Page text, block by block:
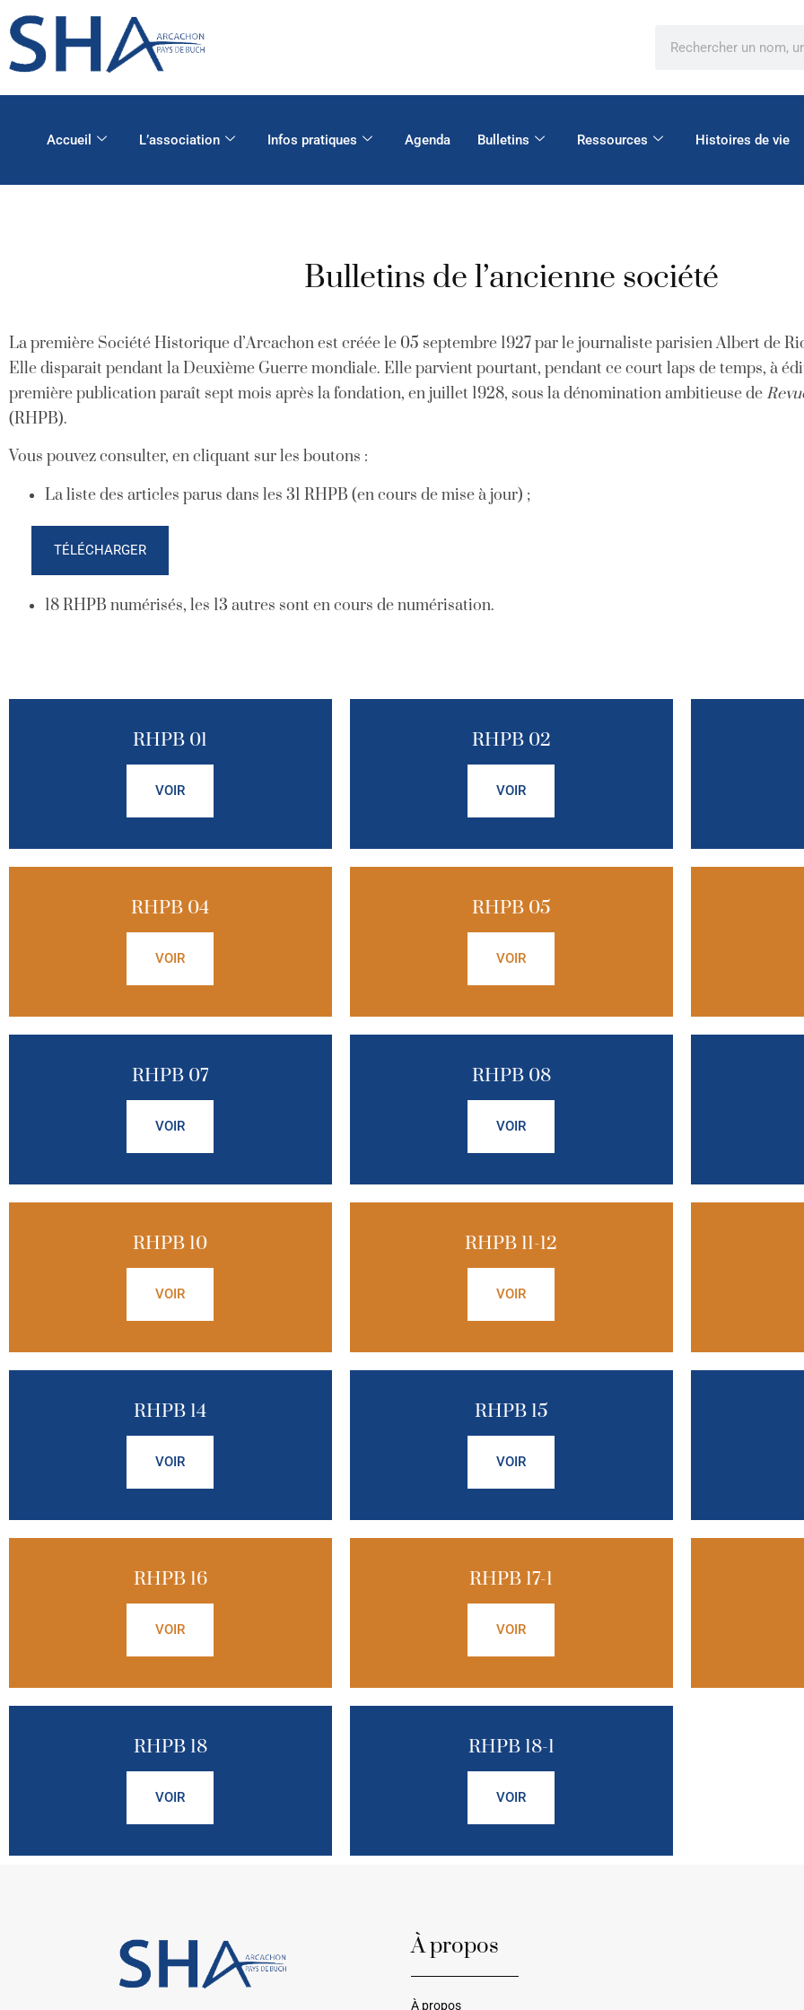
Accueil L’association Infos pratiques Agenda Bulletins Ressources Histoires de vie
Bulletins de l’ancienne société
La première Société Historique d’Arcachon est créée le 05 septembre 1927 par le journaliste parisien Albert de
Elle disparait pendant la Deuxième Guerre mondiale. Elle parvient pourtant, pendant ce court laps de temps, à
première publication paraît sept mois après la fondation, en juillet 1928, sous la dénomination ambitieuse de
(RHPB).
Vous pouvez consulter, en cliquant sur les boutons :
La liste des articles parus dans les 31 RHPB (en cours de mise à jour) ;
TÉLÉCHARGER
18 RHPB numérisés, les 13 autres sont en cours de numérisation.
RHPB 01
VOIR
RHPB 02
VOIR
RHPB 04
VOIR
RHPB 05
VOIR
RHPB 07
VOIR
RHPB 08
VOIR
RHPB 10
VOIR
RHPB 11-12
VOIR
RHPB 14
VOIR
RHPB 15
VOIR
RHPB 16
VOIR
RHPB 17-1
VOIR
RHPB 18
VOIR
RHPB 18-1
VOIR
À propos
À propos